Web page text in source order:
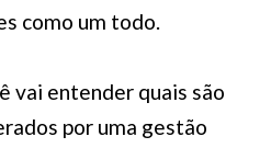
como um todo.
vai entender quais são
por uma gestão